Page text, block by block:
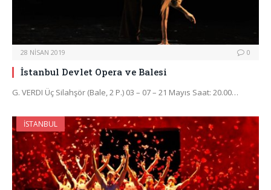
28 NISAN 2019 0
İstanbul Devlet Opera ve Balesi
G. VERDI Üç Silahşör (Bale, 2 P.) 03 – 07 – 21 Mayıs Saat: 20.00…
İSTANBUL